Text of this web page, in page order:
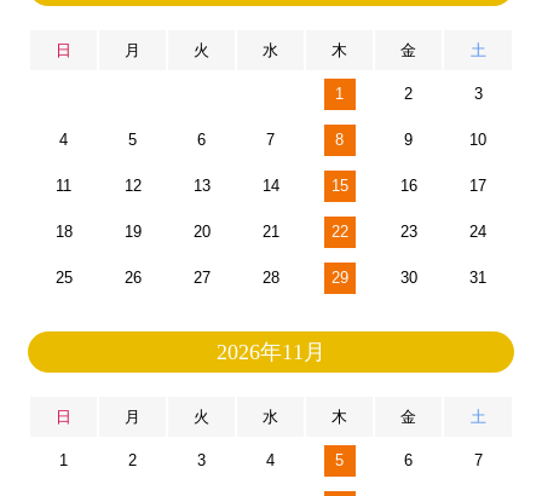
日 月 火 水 木 金 土
1 2 3
4 5 6 7 8 9 10
11 12 13 14 15 16 17
18 19 20 21 22 23 24
25 26 27 28 29 30 31
2026年11月
日 月 火 水 木 金 土
1 2 3 4 5 6 7